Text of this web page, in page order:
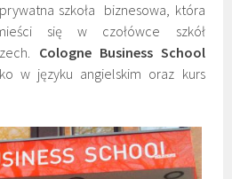
szkoła biznesowa, która
się w czołówce szkół
Cologne Business School
w języku angielskim oraz kurs